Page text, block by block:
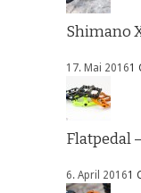
Shimano
17. Mai 20161
Flatpedal
6. April 20161